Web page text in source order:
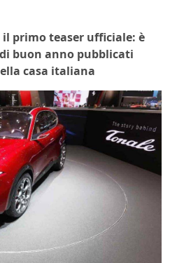
il primo teaser ufficiale: è
buon anno pubblicati
casa italiana